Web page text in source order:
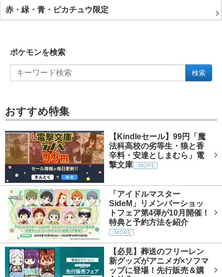
赤・緑・青・ピカチュウ限定
ポケモンを検索
検索
おすすめ特集
【Kindleセール】99円「魔
法科高校の劣等生・狼と香
辛料・安達としまむら」電
撃文庫
「アイドルマスター
SideM」リメンバーショッ
トフェア第4弾が10月開催！
特典と予約方法を紹介
【必見】葬送のフリーレン
新グッズがアニメガ×ソフマ
ップに登場！先行販売＆購